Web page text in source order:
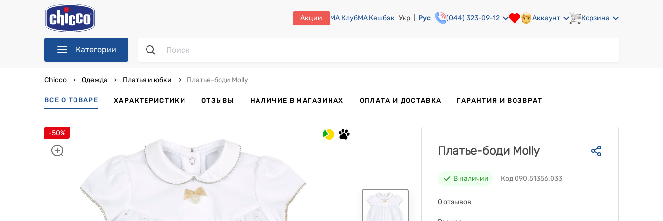
Акции МА КлубМА Кешбэк Укр Рус (044) 323-09-12 Аккаунт Корзина
Категории
Chicco Одежда Платья и юбки Платье-боди Molly
ВСЕ О ТОВАРЕ ХАРАКТЕРИСТИКИ ОТЗЫВЫ НАЛИЧИЕ В МАГАЗИНАХ ОПЛАТА И ДОСТАВКА ГАРАНТИЯ И ВОЗВРАТ
-50%
Платье-боди Molly
В наличии Код 090.51356.033
0 отзывов